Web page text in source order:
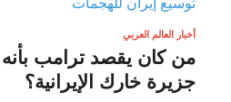
أخبار العالم العربي
من كان يقصد ترامب
جزيرة خارك الإيرانية؟